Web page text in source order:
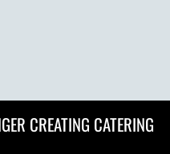
CREATING CATERING